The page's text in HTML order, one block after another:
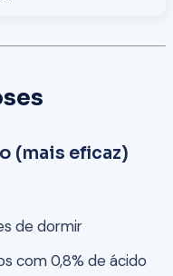
(mais eficaz)
de dormir
com 0,8% de ácido